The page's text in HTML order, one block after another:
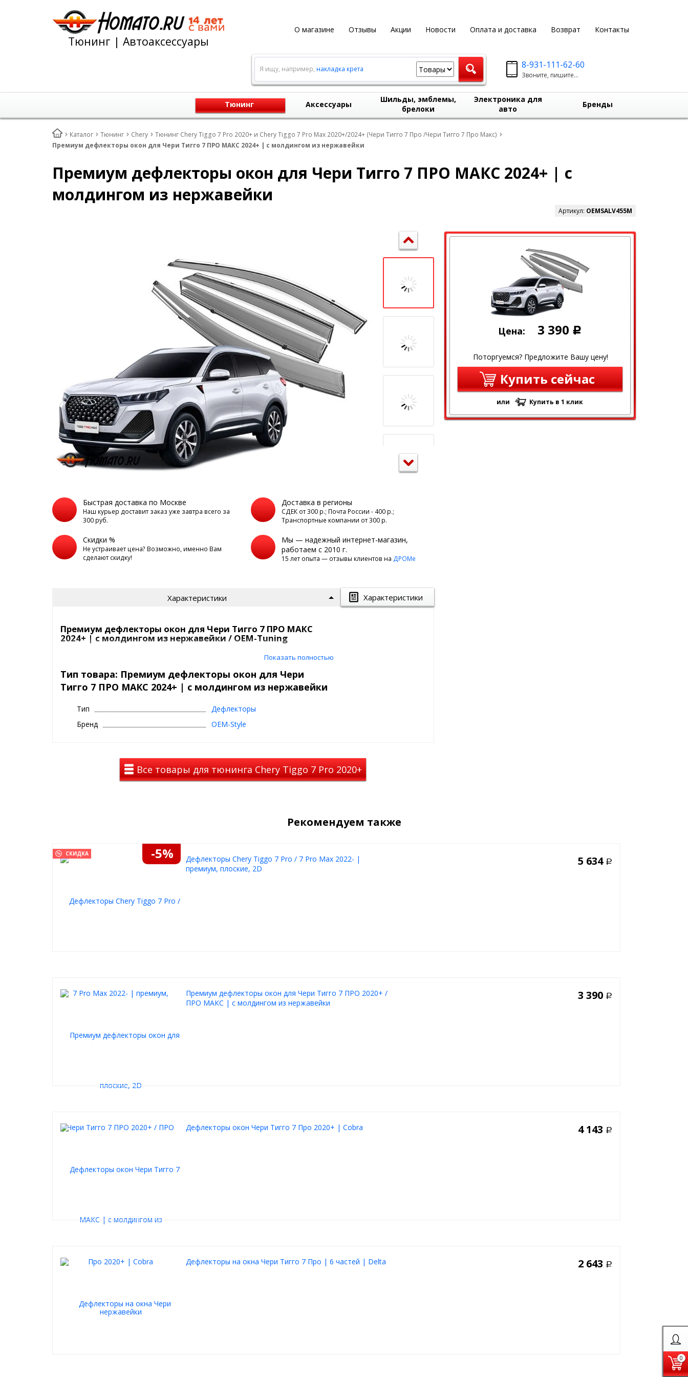
0
О магазине Отзывы Акции Новости Оплата и доставка Возврат Контакты
Тюнинг | Автоаксессуары
8-931-111-62-60
Звоните, пишите...
Я ищу, например, накладка крета
Тюнинг Аксессуары
Шильды, эмблемы,
брелоки
Электроника для
авто
Бренды
Каталог Тюнинг Chery
Тюнинг Chery Tiggo 7 Pro 2020+ и Chery Tiggo 7 Pro Max 2020+/2024+ (Чери Тигго 7 Про /Чери Тигго 7 Про Макс)
Премиум дефлекторы окон для Чери Тигго 7 ПРО МАКС 2024+ | с молдингом из нержавейки
Премиум дефлекторы окон для Чери Тигго 7 ПРО МАКС 2024+ | с
молдингом из нержавейки
Артикул: OEMSALV455M
Цена: 3 390 Р
Поторгуемся? Предложите Вашу цену!
Купить сейчас
или Купить в 1 клик
Быстрая доставка по Москве
Наш курьер доставит заказ уже завтра всего за
300 руб.
Доставка в регионы
СДЕК от 300 р.; Почта России - 400 р.;
Транспортные компании от 300 р.
Скидки %
Не устраивает цена? Возможно, именно Вам
сделают скидку!
Мы — надежный интернет-магазин,
работаем с 2010 г.
15 лет опыта — отзывы клиентов на ДРОМе
Характеристики
Характеристики
Премиум дефлекторы окон для Чери Тигго 7 ПРО МАКС
2024+ | с молдингом из нержавейки / OEM-Tuning
Модель
7 ПРО
МАКС
2024+
Дефлекторы крепятся на внешнюю сторону рамки с помощью скотча 3М.
Показать полностью
Тип товара: Премиум дефлекторы окон для Чери
Тигго 7 ПРО МАКС 2024+ | с молдингом из нержавейки
Тип
Дефлекторы
Бренд
OEM-Style
Все товары для тюнинга Chery Tiggo 7 Pro 2020+
Рекомендуем также
СКИДКА -5%
Дефлекторы Chery Tiggo 7 Pro / 7 Pro Max 2022- |
премиум, плоские, 2D
5 634 Р
Премиум дефлекторы окон для Чери Тигго 7 ПРО 2020+ /
ПРО МАКС | с молдингом из нержавейки
3 390 Р
Дефлекторы окон Чери Тигго 7 Про 2020+ | Cobra 4 143 Р
Дефлекторы на окна Чери Тигго 7 Про | 6 частей | Delta 2 643 Р